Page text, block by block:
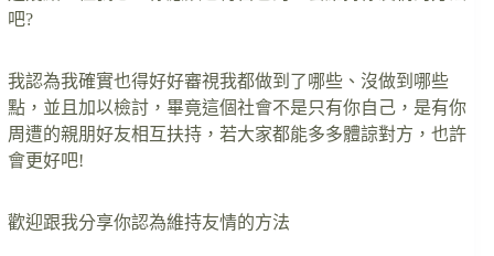
吧?
我認為我確實也得好好審視我都做到了哪些、沒做到哪些
點，並且加以檢討，畢竟這個社會不是只有你自己，是有你
周遭的親朋好友相互扶持，若大家都能多多體諒對方，也許
會更好吧!
歡迎跟我分享你認為維持友情的方法